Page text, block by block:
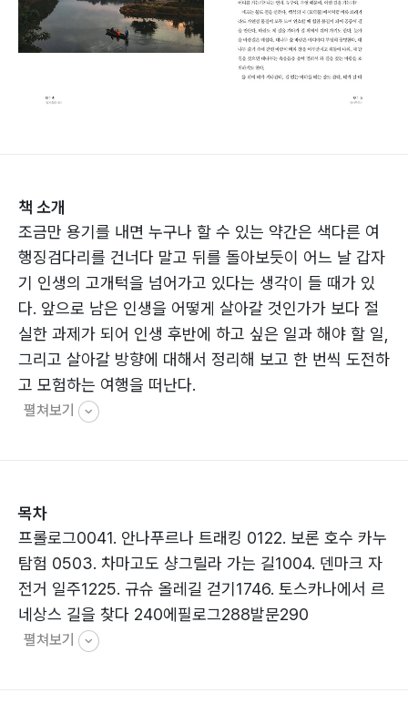
책 소개
조금만 용기를 내면 누구나 할 수 있는 약간은 색다른 여
행징검다리를 건너다 말고 뒤를 돌아보듯이 어느 날 갑자
기 인생의 고개턱을 넘어가고 있다는 생각이 들 때가 있
다. 앞으로 남은 인생을 어떻게 살아갈 것인가가 보다 절
실한 과제가 되어 인생 후반에 하고 싶은 일과 해야 할 일,
그리고 살아갈 방향에 대해서 정리해 보고 한 번씩 도전하
고 모험하는 여행을 떠난다.
펼쳐보기
목차
프롤로그0041. 안나푸르나 트래킹 0122. 보론 호수 카누
탐험 0503. 차마고도 샹그릴라 가는 길1004. 덴마크 자
전거 일주1225. 규슈 올레길 걷기1746. 토스카나에서 르
네상스 길을 찾다 240에필로그288발문290
펼쳐보기